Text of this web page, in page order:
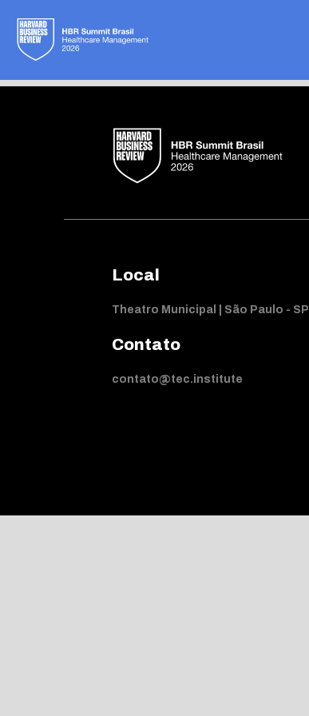
Not found
Local
Theatro Municipal | São Paulo - SP
Contato
contato@tec.institute